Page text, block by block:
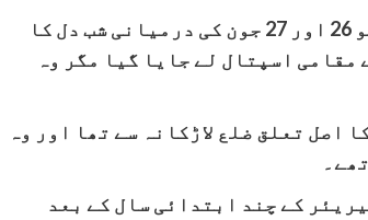
نشریاتی ادارے کے ٹی این کے مطابق ذوالفقار بگھیو کو 26 اور 27 جون کی درمیانی شب دل کا
مقامی اسپتال لے جایا گیا مگر وہ
اور ان کا کا اصل تعلق ضلع لاڑکانہ سے تھا اور وہ
کیا، وہ کیریئر کے چند ابتدائی سال کے بعد